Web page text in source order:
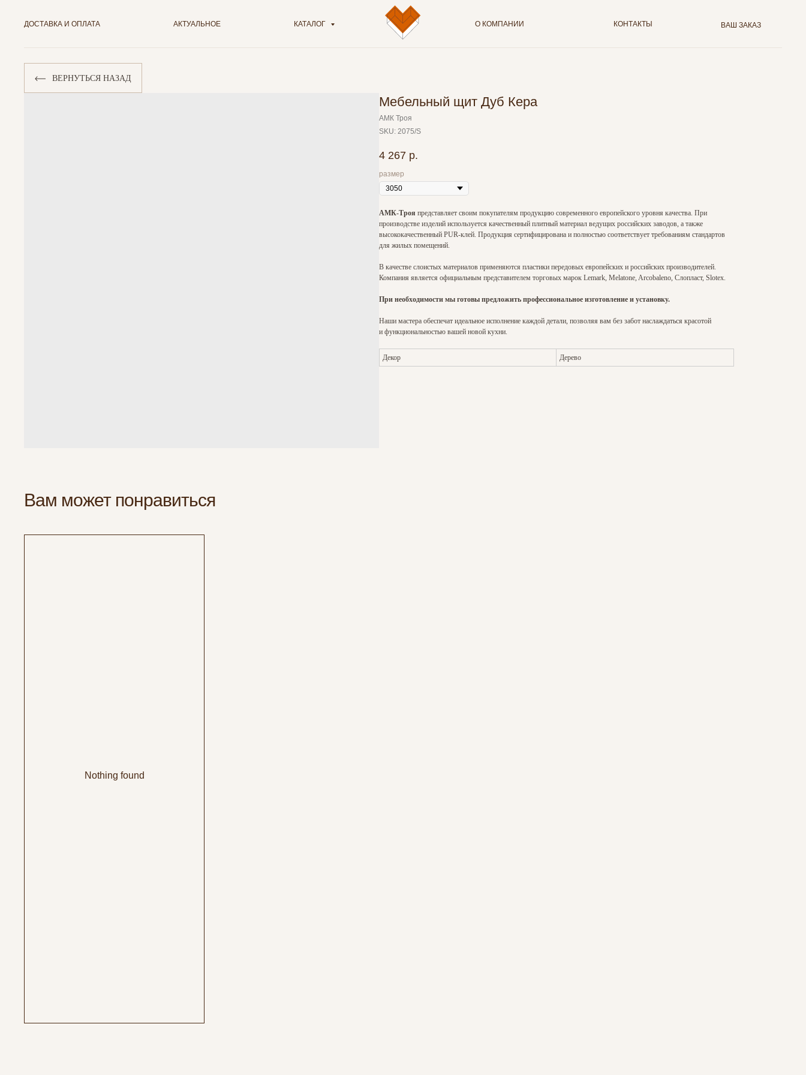
ДОСТАВКА И ОПЛАТА АКТУАЛЬНОЕ КАТАЛОГ О КОМПАНИИ КОНТАКТЫ ВАШ ЗАКАЗ
ВЕРНУТЬСЯ НАЗАД
Мебельный щит Дуб Кера
АМК Троя
SKU: 2075/S
4 267 р.
размер
АМК-Троя представляет своим покупателям продукцию современного европейского уровня качества. При
производстве изделий используется качественный плитный материал ведущих российских заводов, а также
высококачественный PUR-клей. Продукция сертифицирована и полностью соответствует требованиям стандартов
для жилых помещений.
В качестве слоистых материалов применяются пластики передовых европейских и российских производителей.
Компания является официальным представителем торговых марок Lemark, Melatone, Arcobaleno, Слопласт, Slotex.
При необходимости мы готовы предложить профессиональное изготовление и установку.
Наши мастера обеспечат идеальное исполнение каждой детали, позволяя вам без забот наслаждаться красотой
и функциональностью вашей новой кухни.
Декор Дерево
Вам может понравиться
Nothing found